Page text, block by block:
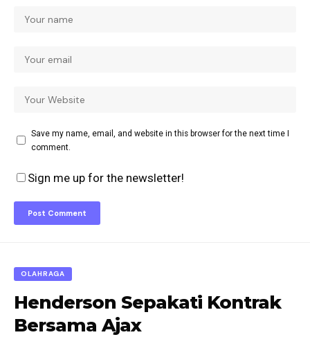
Save my name, email, and website in this browser for the next time I
comment.
Sign me up for the newsletter!
OLAHRAGA
Henderson Sepakati Kontrak
Bersama Ajax